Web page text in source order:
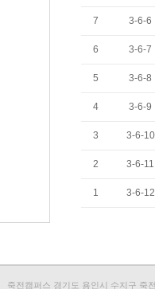
7 3-6-6
6 3-6-7
5 3-6-8
4 3-6-9
3 3-6-10
2 3-6-11
1 3-6-12
죽전캠퍼스 경기도 용인시 수지구 죽